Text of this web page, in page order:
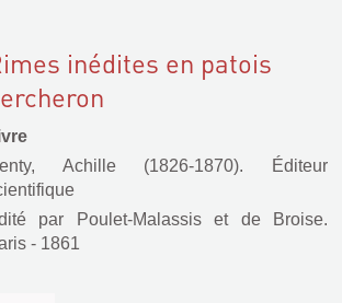
inédites en patois
Achille (1826-1870). Éditeur
par
Poulet-Malassis et de Broise.
- 1861